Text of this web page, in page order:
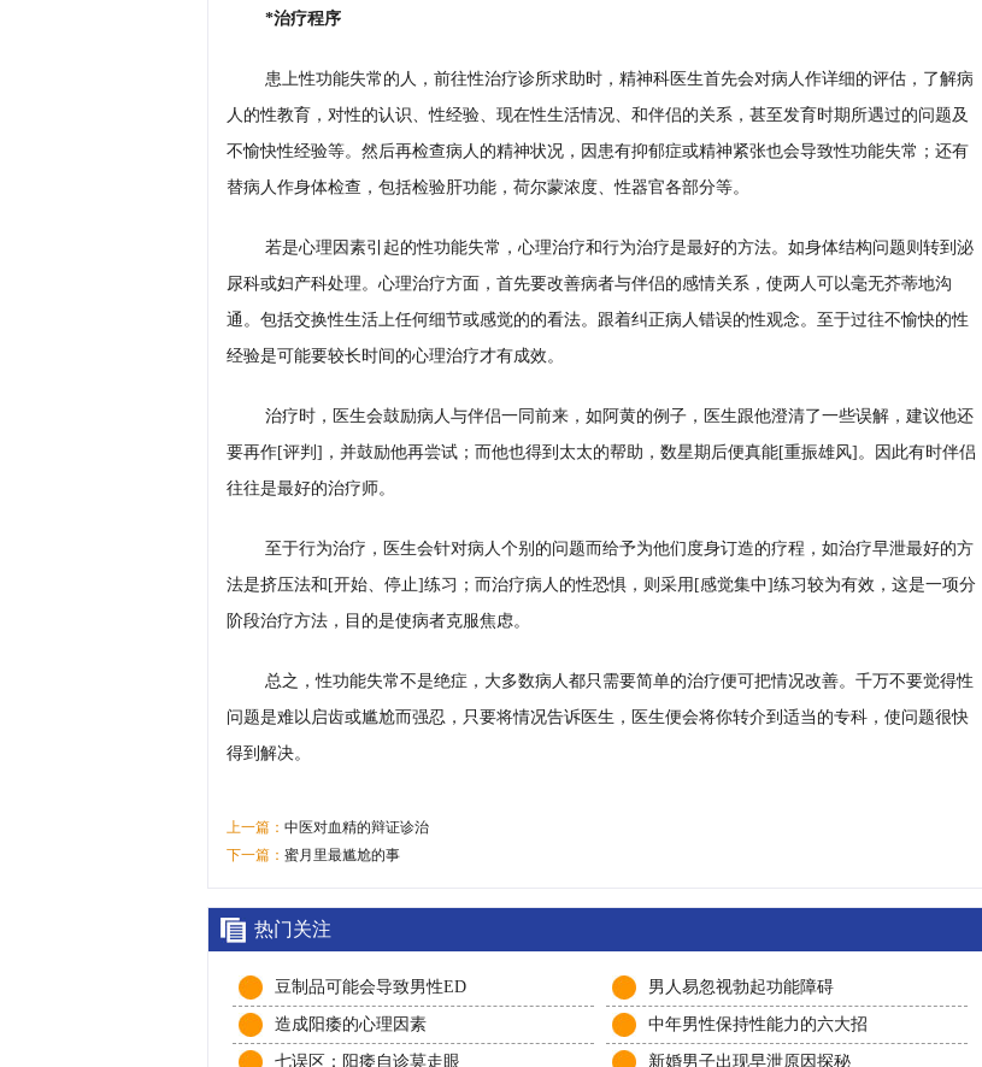
*治疗程序
患上性功能失常的人，前往性治疗诊所求助时，精神科医生首先会对病人作详细的评估，了解病
人的性教育，对性的认识、性经验、现在性生活情况、和伴侣的关系，甚至发育时期所遇过的问题及
不愉快性经验等。然后再检查病人的精神状况，因患有抑郁症或精神紧张也会导致性功能失常；还有
替病人作身体检查，包括检验肝功能，荷尔蒙浓度、性器官各部分等。
若是心理因素引起的性功能失常，心理治疗和行为治疗是最好的方法。如身体结构问题则转到泌
尿科或妇产科处理。心理治疗方面，首先要改善病者与伴侣的感情关系，使两人可以毫无芥蒂地沟
通。包括交换性生活上任何细节或感觉的的看法。跟着纠正病人错误的性观念。至于过往不愉快的性
经验是可能要较长时间的心理治疗才有成效。
治疗时，医生会鼓励病人与伴侣一同前来，如阿黄的例子，医生跟他澄清了一些误解，建议他还
要再作[评判]，并鼓励他再尝试；而他也得到太太的帮助，数星期后便真能[重振雄风]。因此有时伴侣
往往是最好的治疗师。
至于行为治疗，医生会针对病人个别的问题而给予为他们度身订造的疗程，如治疗早泄最好的方
法是挤压法和[开始、停止]练习；而治疗病人的性恐惧，则采用[感觉集中]练习较为有效，这是一项分
阶段治疗方法，目的是使病者克服焦虑。
总之，性功能失常不是绝症，大多数病人都只需要简单的治疗便可把情况改善。千万不要觉得性
问题是难以启齿或尴尬而强忍，只要将情况告诉医生，医生便会将你转介到适当的专科，使问题很快
得到解决。
上一篇： 中医对血精的辩证诊治
下一篇： 蜜月里最尴尬的事
热门关注
豆制品可能会导致男性ED 男人易忽视勃起功能障碍
造成阳痿的心理因素 中年男性保持性能力的六大招
七误区：阳痿自诊莫走眼 新婚男子出现早泄原因探秘